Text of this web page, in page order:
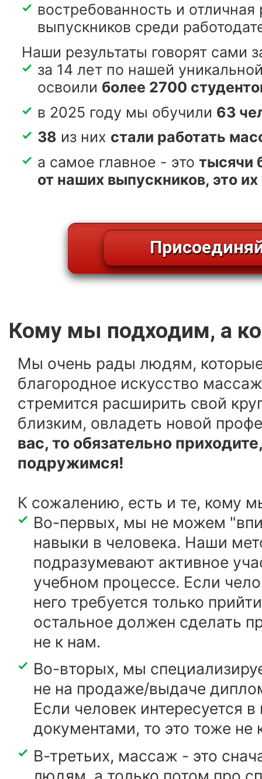
востребованность и
выпускников среди
Наши результаты говорят сами
за 14 лет по нашей
освоили более 2700
в 2025 году мы обучили 63
38 из них стали работать
а самое главное - это тысячи
от наших выпускников, это
Кому мы подходим, а
Мы очень рады людям, которые
благородное искусство
стремится расширить свой
близким, овладеть новой
вас, то обязательно
подружимся!
К сожалению, есть и те, кому
Во-первых, мы не можем
навыки в человека. Наши
подразумевают активное
учебном процессе. Если
него требуется только
остальное должен сделать
не к нам.
Во-вторых, мы
не на продаже/выдаче
Если человек интересуется
документами, то это тоже не
В-третьих, массаж - это